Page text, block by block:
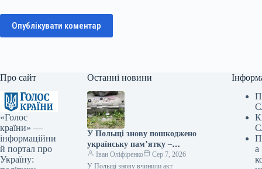
Опублікувати коментар
Про сайт
«Голос
країни» —
інформаційни
й портал про
Україну:
Останні новини
У Польщі знову пошкоджено
українську пам’ятку –
посольство вимагає від влади
вжити заходів
Іван Оліфіренко
Сер 7, 2026
У Польщі знову вчинили акт
а